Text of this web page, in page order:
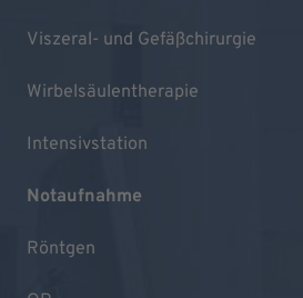
Viszeral- und Gefäßchirurgie
Wirbelsäulentherapie
Intensivstation
Notaufnahme
Röntgen